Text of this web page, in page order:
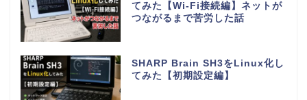
てみた【Wi-Fi接続編】ネットが
つながるまで苦労した話
SHARP Brain SH3をLinux化し
てみた【初期設定編】